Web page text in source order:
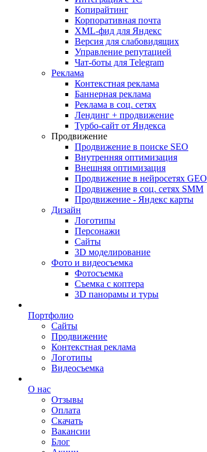
Копирайтинг
Корпоративная почта
XML-фид для Яндекс
Версия для слабовидящих
Управление репутацией
Чат-боты для Telegram
Реклама
Контекстная реклама
Баннерная реклама
Реклама в соц. сетях
Лендинг + продвижение
Турбо-сайт от Яндекса
Продвижение
Продвижение в поиске SEO
Внутренняя оптимизация
Внешняя оптимизация
Продвижение в нейросетях GEO
Продвижение в соц. сетях SMM
Продвижение - Яндекс карты
Дизайн
Логотипы
Персонажи
Сайты
3D моделирование
Фото и видеосъемка
Фотосъемка
Съемка с коптера
3D панорамы и туры
Портфолио
Сайты
Продвижение
Контекстная реклама
Логотипы
Видеосъемка
О нас
Отзывы
Оплата
Скачать
Вакансии
Блог